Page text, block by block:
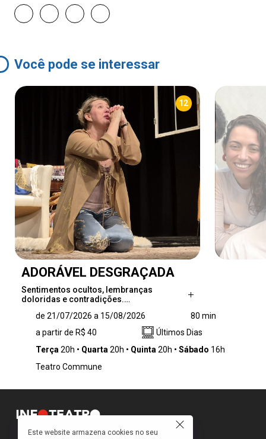
Você pode se interessar
12
ADORÁVEL DESGRAÇADA
Sentimentos ocultos, lembranças
doloridas e contradições.…
contradições. O espectador é convidado a
embarcar com Guta em uma jornada de
autodescoberta e redenção, quando o
de 21/07/2026 a 15/08/2026
80 min
a partir de R$ 40
Últimos Dias
Terça 20h Quarta 20h Quinta 20h Sábado 16h
Teatro Commune
Este website armazena cookies no seu